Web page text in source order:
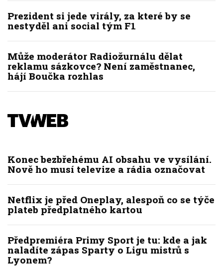
Prezident si jede virály, za které by se
nestyděl ani social tým F1
Může moderátor Radiožurnálu dělat
reklamu sázkovce? Není zaměstnanec,
hájí Boučka rozhlas
Konec bezbřehému AI obsahu ve vysílání.
Nově ho musí televize a rádia označovat
Netflix je před Oneplay, alespoň co se týče
plateb předplatného kartou
Předpremiéra Primy Sport je tu: kde a jak
naladíte zápas Sparty o Ligu mistrů s
Lyonem?